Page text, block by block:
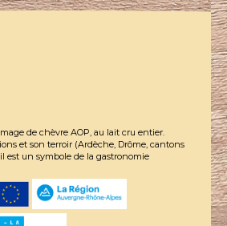
de chèvre AOP, au lait cru entier.
et son terroir (Ardèche, Drôme, cantons
est un symbole de la gastronomie